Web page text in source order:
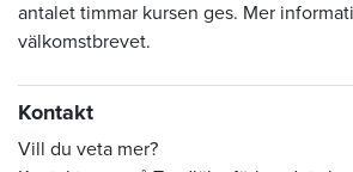
antalet timmar kursen ges. Mer
välkomstbrevet.
Kontakt
Vill du veta mer?